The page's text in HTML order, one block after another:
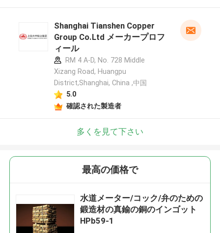
Shanghai Tianshen Copper
Group Co.Ltd メーカープロフ
ィール
RM 4 A-D, No. 728 Middle
Xizang Road, Huangpu
District,Shanghai, China ,中国
5.0
確認された製造者
多くを見て下さい
最高の価格で
水道メーター/コック/弁のための
鍛造材の真鍮の銅のインゴット
HPb59-1